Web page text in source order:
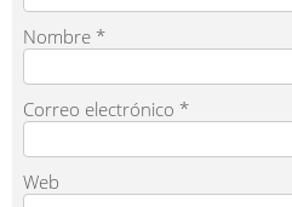
Nombre *
Correo electrónico *
Web